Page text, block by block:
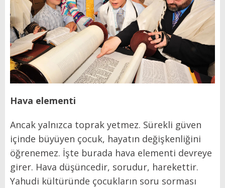
Hava elementi
Ancak yalnızca toprak yetmez. Sürekli güven
içinde büyüyen çocuk, hayatın değişkenliğini
öğrenemez. İşte burada hava elementi devreye
girer. Hava düşüncedir, sorudur, harekettir.
Yahudi kültüründe çocukların soru sorması